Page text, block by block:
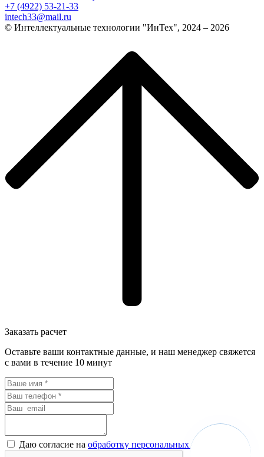
+7 (4922) 53-21-33
intech33@mail.ru
© Интеллектуальные технологии "ИнТех", 2024 – 2026
Заказать расчет
Оставьте ваши контактные данные, и наш менеджер свяжется
с вами в течение 10 минут
Даю согласие на обработку персональных данных *